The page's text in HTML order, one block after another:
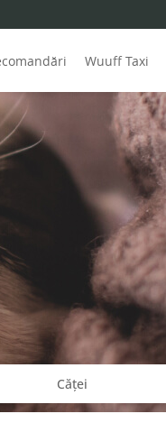
Wuuff Taxi
Căței